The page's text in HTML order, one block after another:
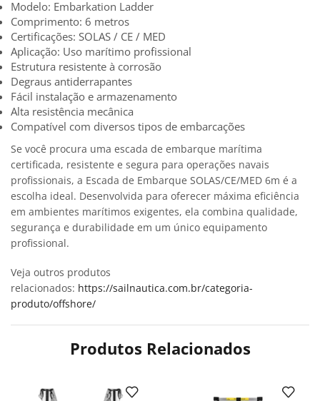
Modelo: Embarkation Ladder
Comprimento: 6 metros
Certificações: SOLAS / CE / MED
Aplicação: Uso marítimo profissional
Estrutura resistente à corrosão
Degraus antiderrapantes
Fácil instalação e armazenamento
Alta resistência mecânica
Compatível com diversos tipos de embarcações
Se você procura uma escada de embarque marítima
certificada, resistente e segura para operações navais
profissionais, a Escada de Embarque SOLAS/CE/MED 6m é a
escolha ideal. Desenvolvida para oferecer máxima eficiência
em ambientes marítimos exigentes, ela combina qualidade,
segurança e durabilidade em um único equipamento
profissional.
Veja outros produtos
relacionados: https://sailnautica.com.br/categoria-
produto/offshore/
Produtos Relacionados